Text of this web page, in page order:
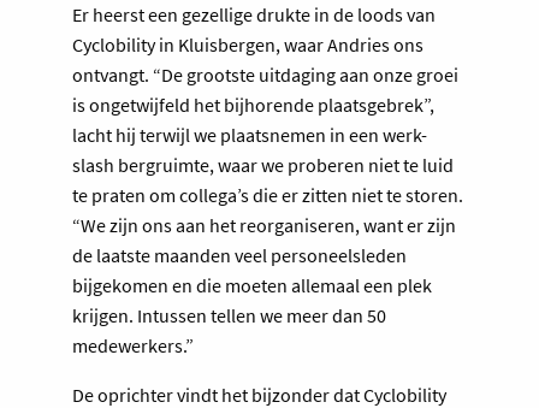
Er heerst een gezellige drukte in de loods van
Cyclobility in Kluisbergen, waar Andries ons
ontvangt. “De grootste uitdaging aan onze groei
is ongetwijfeld het bijhorende plaatsgebrek”,
lacht hij terwijl we plaatsnemen in een werk-
slash bergruimte, waar we proberen niet te luid
te praten om collega’s die er zitten niet te storen.
“We zijn ons aan het reorganiseren, want er zijn
de laatste maanden veel personeelsleden
bijgekomen en die moeten allemaal een plek
krijgen. Intussen tellen we meer dan 50
medewerkers.”
De oprichter vindt het bijzonder dat Cyclobility